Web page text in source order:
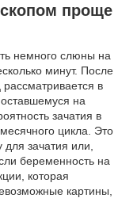
проще
немного слюны на
минут. После
рассматривается в
на
зачатия в
цикла. Это
зачатия или,
беременность на
которая
картины,